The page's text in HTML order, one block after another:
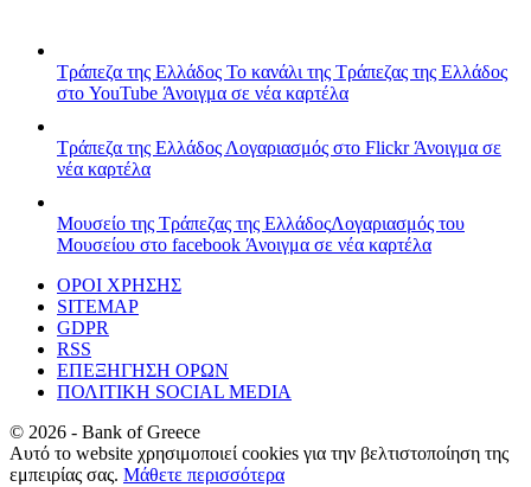
Τράπεζα της Ελλάδος Το κανάλι της Τράπεζας της Ελλάδος
στο YouTube Άνοιγμα σε νέα καρτέλα
Τράπεζα της Ελλάδος Λογαριασμός στο FlickrΆνοιγμα σε
νέα καρτέλα
Μουσείο της Τράπεζας της ΕλλάδοςΛογαριασμός του
Μουσείου στο facebook Άνοιγμα σε νέα καρτέλα
ΟΡΟΙ ΧΡΗΣΗΣ
SITEMAP
GDPR
RSS
ΕΠΕΞΗΓΗΣΗ ΟΡΩΝ
ΠΟΛΙΤΙΚΗ SOCIAL MEDIA
© 2026 - Bank of Greece
Αυτό το website χρησιμοποιεί cookies για την βελτιστοποίηση της
εμπειρίας σας. Μάθετε περισσότερα